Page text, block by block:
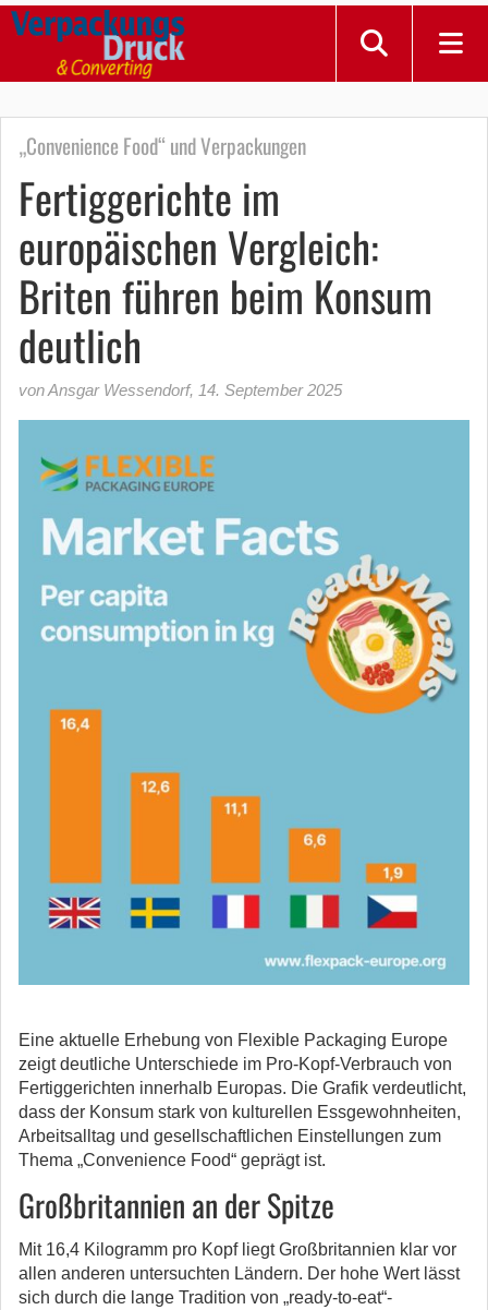
„Convenience Food“ und Verpackungen
Fertiggerichte im
europäischen Vergleich:
Briten führen beim Konsum
deutlich
von Ansgar Wessendorf, 14. September 2025
Eine aktuelle Erhebung von Flexible Packaging Europe
zeigt deutliche Unterschiede im Pro-Kopf-Verbrauch von
Fertiggerichten innerhalb Europas. Die Grafik verdeutlicht,
dass der Konsum stark von kulturellen Essgewohnheiten,
Arbeitsalltag und gesellschaftlichen Einstellungen zum
Thema „Convenience Food“ geprägt ist.
Großbritannien an der Spitze
Mit 16,4 Kilogramm pro Kopf liegt Großbritannien klar vor
allen anderen untersuchten Ländern. Der hohe Wert lässt
sich durch die lange Tradition von „ready-to-eat“-